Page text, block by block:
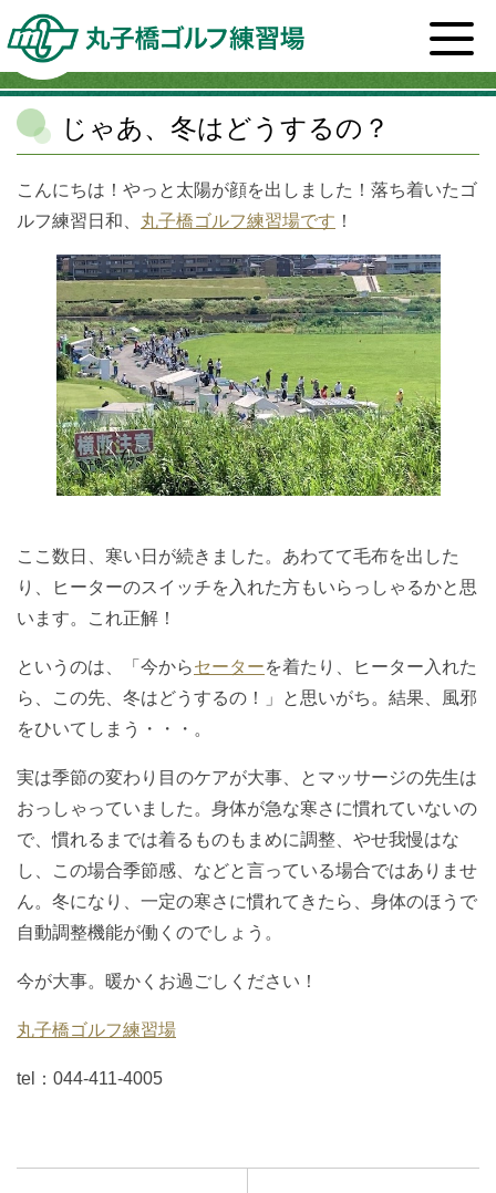
ホーム>スタッフブログ一覧>未分類
じゃあ、冬は
どうするの？
じゃあ、冬はどうするの？
こんにちは！やっと太陽が顔を出しました！落ち着いたゴ
ルフ練習日和、 丸子橋ゴルフ練習場です ！
ここ数日、寒い日が続きました。あわてて毛布を出した
り、ヒーターのスイッチを入れた方もいらっしゃるかと思
います。これ正解！
というのは、「今からセーターを着たり、ヒーター入れた
ら、この先、冬はどうするの！」と思いがち。結果、風邪
をひいてしまう・・・。
実は季節の変わり目のケアが大事、とマッサージの先生は
おっしゃっていました。身体が急な寒さに慣れていないの
で、慣れるまでは着るものもまめに調整、やせ我慢はな
し、この場合季節感、などと言っている場合ではありませ
ん。冬になり、一定の寒さに慣れてきたら、身体のほうで
自動調整機能が働くのでしょう。
今が大事。暖かくお過ごしください！
丸子橋ゴルフ練習場
tel：044-411-4005